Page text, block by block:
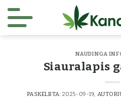
Skip to content
NAUDINGA
Siauralapis
PASKELBTA: 2025-09-19 ,